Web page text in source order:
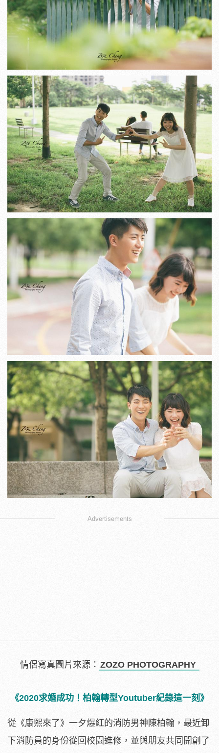
Advertisements
情侶寫真圖片來源： ZOZO PHOTOGRAPHY
《2020求婚成功！柏翰轉型Youtuber紀錄這一刻》
從《康熙來了》一夕爆紅的消防男神陳柏翰，最近卸
下消防員的身份從回校園進修，並與朋友共同開創了